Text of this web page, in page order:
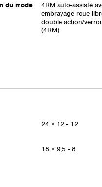
du mode
4RM auto-assisté
embrayage roue
double action/
(4RM)
24 × 12 - 12
18 × 9,5 - 8